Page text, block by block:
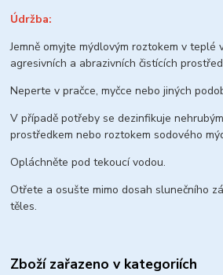
Údržba:
Jemně omyjte mýdlovým roztokem v teplé
agresivních a abrazivních čistících
Neperte v pračce, myčce nebo jiných
V případě potřeby se dezinfikuje
prostředkem nebo roztokem sodového
Opláchněte pod tekoucí vodou.
Otřete a osušte mimo dosah slunečního
těles.
Zboží zařazeno v kategoriích